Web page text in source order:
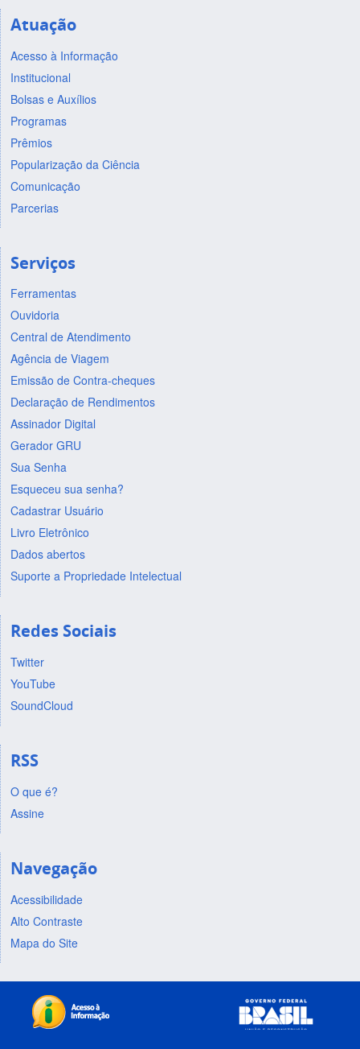
Atuação
Acesso à Informação
Institucional
Bolsas e Auxílios
Programas
Prêmios
Popularização da Ciência
Comunicação
Parcerias
Serviços
Ferramentas
Ouvidoria
Central de Atendimento
Agência de Viagem
Emissão de Contra-cheques
Declaração de Rendimentos
Assinador Digital
Gerador GRU
Sua Senha
Esqueceu sua senha?
Cadastrar Usuário
Livro Eletrônico
Dados abertos
Suporte a Propriedade Intelectual
Redes Sociais
Twitter
YouTube
SoundCloud
RSS
O que é?
Assine
Navegação
Acessibilidade
Alto Contraste
Mapa do Site